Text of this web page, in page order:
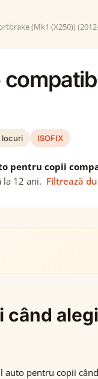
(Mk1 (X250))
locuri ISOFIX
pentru copii
la 12 ani. Filtrează
când
auto pentru copii